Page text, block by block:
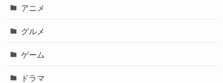
アニメ
グルメ
ゲーム
ドラマ